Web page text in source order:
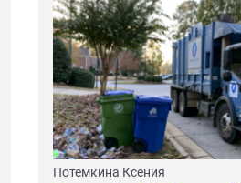
Потемкина Ксения